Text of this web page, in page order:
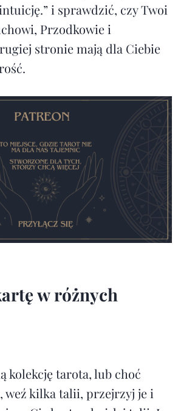
i sprawdzić, czy Twoi
Przodkowie i
stronie mają dla Ciebie
w różnych
kolekcję tarota, lub choć
weź kilka talii, przejrzyj je i